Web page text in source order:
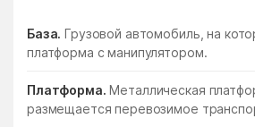
База. Грузовой автомобиль, на
платформа с манипулятором.
Платформа. Металлическая
размещается перевозимое